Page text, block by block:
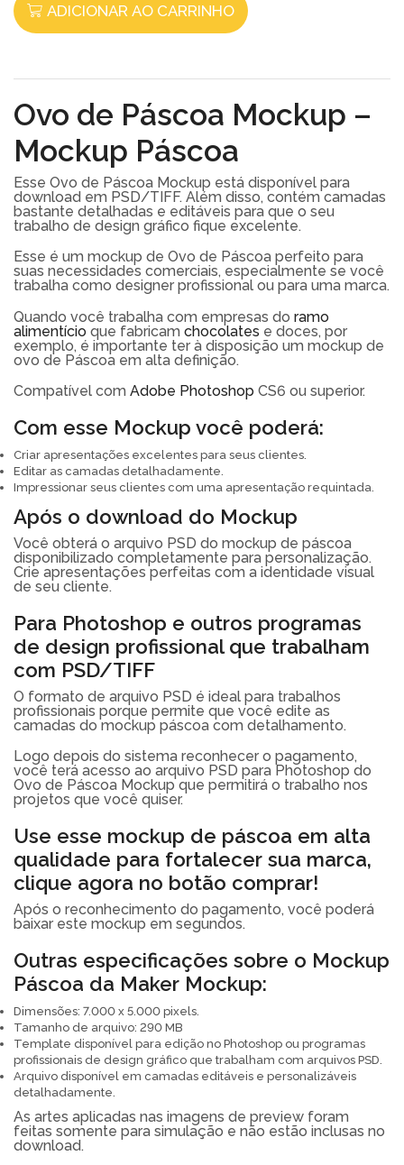
ADICIONAR AO CARRINHO
Ovo de Páscoa Mockup –
Mockup Páscoa
Esse Ovo de Páscoa Mockup está disponível para
download em PSD/TIFF. Além disso, contém camadas
bastante detalhadas e editáveis para que o seu
trabalho de design gráfico fique excelente.
Esse é um mockup de Ovo de Páscoa perfeito para
suas necessidades comerciais, especialmente se você
trabalha como designer profissional ou para uma marca.
Quando você trabalha com empresas do ramo
alimentício que fabricam chocolates e doces, por
exemplo, é importante ter à disposição um mockup de
ovo de Páscoa em alta definição.
Compatível com Adobe Photoshop CS6 ou superior.
Com esse Mockup você poderá:
Criar apresentações excelentes para seus clientes.
Editar as camadas detalhadamente.
Impressionar seus clientes com uma apresentação requintada.
Após o download do Mockup
Você obterá o arquivo PSD do mockup de páscoa
disponibilizado completamente para personalização.
Crie apresentações perfeitas com a identidade visual
de seu cliente.
Para Photoshop e outros programas
de design profissional que trabalham
com PSD/TIFF
O formato de arquivo PSD é ideal para trabalhos
profissionais porque permite que você edite as
camadas do mockup páscoa com detalhamento.
Logo depois do sistema reconhecer o pagamento,
você terá acesso ao arquivo PSD para Photoshop do
Ovo de Páscoa Mockup que permitirá o trabalho nos
projetos que você quiser.
Use esse mockup de páscoa em alta
qualidade para fortalecer sua marca,
clique agora no botão comprar!
Após o reconhecimento do pagamento, você poderá
baixar este mockup em segundos.
Outras especificações sobre o Mockup
Páscoa da Maker Mockup:
Dimensões: 7.000 x 5.000 pixels.
Tamanho de arquivo: 290 MB
Template disponível para edição no Photoshop ou programas
profissionais de design gráfico que trabalham com arquivos PSD.
Arquivo disponível em camadas editáveis e personalizáveis
detalhadamente.
As artes aplicadas nas imagens de preview foram
feitas somente para simulação e não estão inclusas no
download.